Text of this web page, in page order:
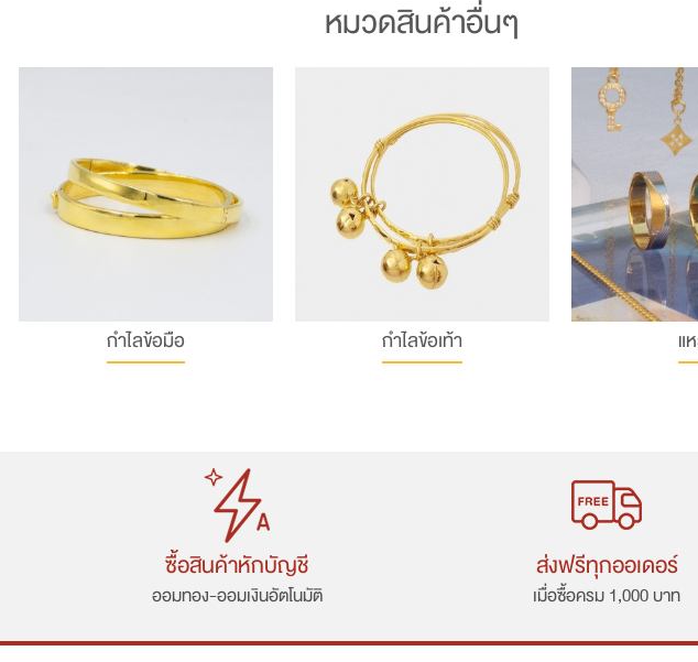
หมวดสินค้าอื่นๆ
กำไลข้อมือ กำไลข้อเท้า แ
ซื้อสินค้าหักบัญชี
ออมทอง-ออมเงินอัตโนมัติ
ส่งฟรีทุกออเดอร์
เมื่อซื้อครม 1,000 บาท